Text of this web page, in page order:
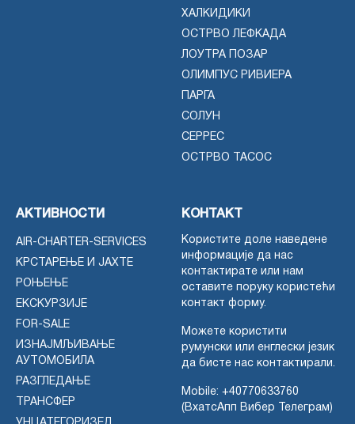
ХАЛКИДИКИ
ОСТРВО ЛЕФКАДА
ЛОУТРА ПОЗАР
ОЛИМПУС РИВИЕРА
ПАРГА
СОЛУН
СЕРРЕС
ОСТРВО ТАСОС
АКТИВНОСТИ
AIR-CHARTER-SERVICES
КРСТАРЕЊЕ И ЈАХТЕ
РОЊЕЊЕ
ЕКСКУРЗИЈЕ
FOR-SALE
ИЗНАЈМЉИВАЊЕ
АУТОМОБИЛА
РАЗГЛЕДАЊЕ
ТРАНСФЕР
КОНТАКТ
Користите доле наведене
информације да нас
контактирате или нам
оставите поруку користећи
контакт форму.
Можете користити
румунски или енглески језик
да бисте нас контактирали.
Mobile: +40770633760
(ВхатсАпп Вибер Телеграм)